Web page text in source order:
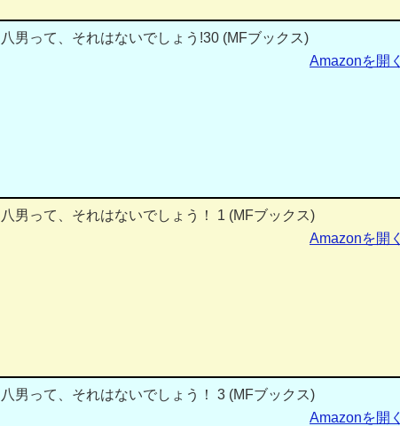
八男って、それはないでしょう!30 (MFブックス)
Amazonを開く
八男って、それはないでしょう！ 1 (MFブックス)
Amazonを開く
八男って、それはないでしょう！ 3 (MFブックス)
Amazonを開く